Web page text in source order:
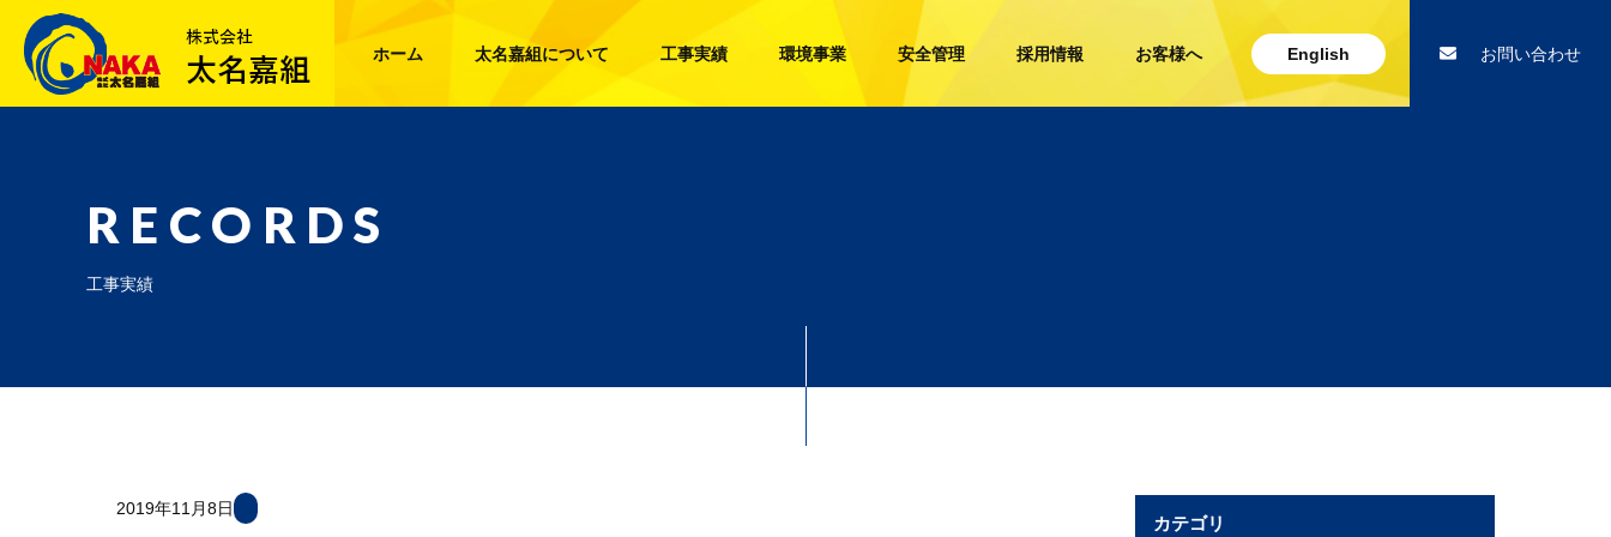
ホーム 太名嘉組について 工事実績 環境事業 安全管理 採用情報 お客様へ English お問い合わせ
RECORDS
工事実績
2019年11月8日
カテゴリ